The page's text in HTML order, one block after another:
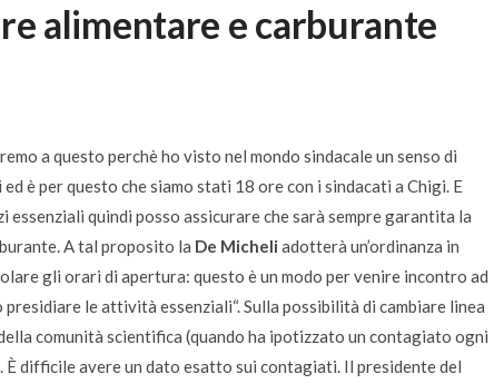
alimentare e carburante
a questo perchè ho visto nel mondo sindacale un senso di
è per questo che siamo stati 18 ore con i sindacati a Chigi. E
quindi posso assicurare che sarà sempre garantita la
A tal proposito la De Micheli adotterà un’ordinanza in
gli orari di apertura: questo è un modo per venire incontro ad
presidiare le attività essenziali“. Sulla possibilità di cambiare linea
comunità scientifica (quando ha ipotizzato un contagiato ogni
difficile avere un dato esatto sui contagiati. Il presidente del